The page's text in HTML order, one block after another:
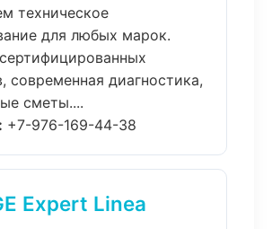
техническое
для любых марок.
современная диагностика,
сметы....
+7-976-169-44-38
Expert Linea